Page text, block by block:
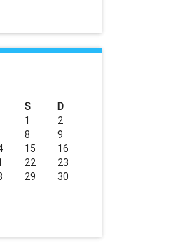
S D
1
2
8
9
15
16
22
23
29
30